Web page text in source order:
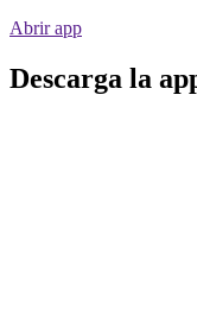
Abrir app
Descarga la